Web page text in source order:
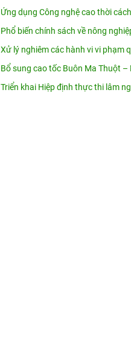
Ứng dụng Công nghệ cao thời
Phổ biến chính sách về nông
Xử lý nghiêm các hành vi vi phạm
Bổ sung cao tốc Buôn Ma Thuột
Triển khai Hiệp định thực thi lâm